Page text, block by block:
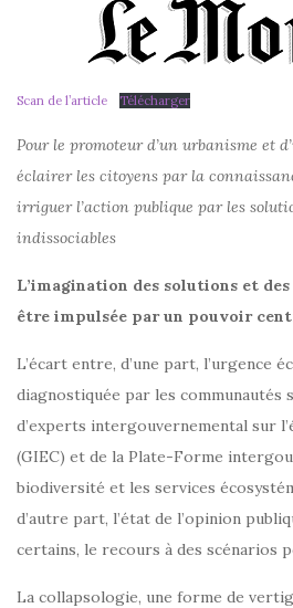
Scan de l’article Télécharger
Pour le promoteur d’un urbanisme et
éclairer les citoyens par la
irriguer l’action publique par les
indissociables
L’imagination des solutions et
être impulsée par un pouvoir
L’écart entre, d’une part, l’urgence
diagnostiquée par les communautés
d’experts intergouvernemental sur
(GIEC) et de la Plate-Forme
biodiversité et les services
d’autre part, l’état de l’opinion
certains, le recours à des scénarios
La collapsologie, une forme de